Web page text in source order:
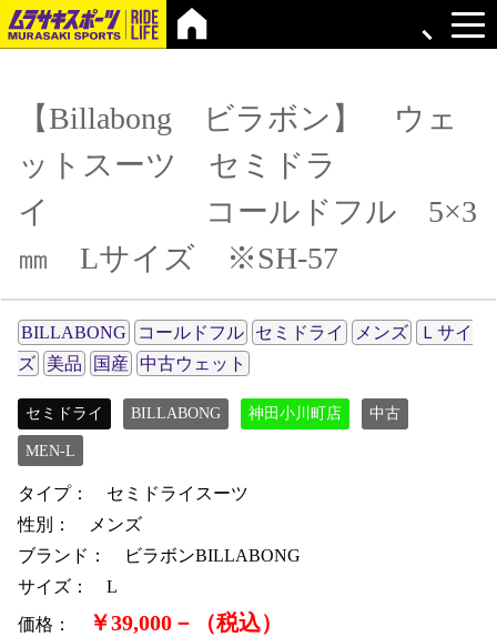
【Billabong ビラボン】 ウェ
ットスーツ セミドラ
イ コールドフル 5×3
㎜ Lサイズ ※SH-57
BILLABONG コールドフル セミドライ メンズ
Ｌサイ
ズ
美品 国産 中古ウェット
セミドライ BILLABONG 神田小川町店 中古
MEN-L
タイプ： セミドライスーツ
性別： メンズ
ブランド： ビラボンBILLABONG
サイズ： L
価格：
￥39,000－（税込）